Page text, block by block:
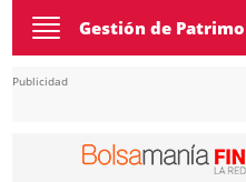
Toggle
navigation
Gestión de
Publicidad